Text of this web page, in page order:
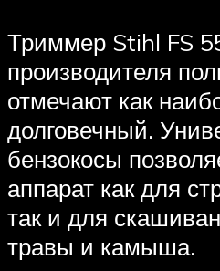
Триммер Stihl FS
производителя
отмечают как
долговечный.
бензокосы
аппарат как для
так и для
травы и камыша.